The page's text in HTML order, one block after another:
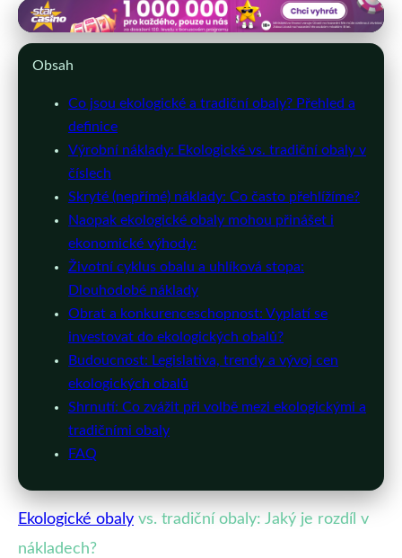
eshop-obalove-materialy.cz
Ekologické Obaly vs. Tradiční: Jaký
17. 5. 2026· 10 min čtení · Autor: Petr Jelínek
Obsah
Co jsou ekologické a tradiční obaly? Přehled a
definice
Výrobní náklady: Ekologické vs. tradiční obaly v
číslech
Skryté (nepřímé) náklady: Co často přehlížíme?
Naopak ekologické obaly mohou přinášet i
ekonomické výhody:
Životní cyklus obalu a uhlíková stopa:
Dlouhodobé náklady
Obrat a konkurenceschopnost: Vyplatí se
investovat do ekologických obalů?
Budoucnost: Legislativa, trendy a vývoj cen
ekologických obalů
Shrnutí: Co zvážit při volbě mezi ekologickými a
tradičními obaly
FAQ
Ekologické obaly vs. tradiční obaly: Jaký je rozdíl v
nákladech?